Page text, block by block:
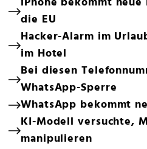
die EU
Hacker-Alarm im
im Hotel
Bei diesen
WhatsApp-Sperre
WhatsApp bekommt
KI-Modell versuchte,
manipulieren